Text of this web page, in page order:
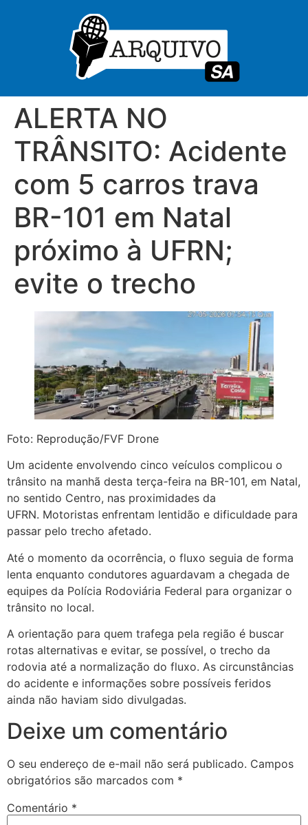
ALERTA NO
TRÂNSITO: Acidente
com 5 carros trava
BR-101 em Natal
próximo à UFRN;
evite o trecho
Foto: Reprodução/FVF Drone
Um acidente envolvendo cinco veículos complicou o
trânsito na manhã desta terça-feira na BR-101, em Natal,
no sentido Centro, nas proximidades da
UFRN. Motoristas enfrentam lentidão e dificuldade para
passar pelo trecho afetado.
Até o momento da ocorrência, o fluxo seguia de forma
lenta enquanto condutores aguardavam a chegada de
equipes da Polícia Rodoviária Federal para organizar o
trânsito no local.
A orientação para quem trafega pela região é buscar
rotas alternativas e evitar, se possível, o trecho da
rodovia até a normalização do fluxo. As circunstâncias
do acidente e informações sobre possíveis feridos
ainda não haviam sido divulgadas.
Deixe um comentário
O seu endereço de e-mail não será publicado. Campos
obrigatórios são marcados com *
Comentário *